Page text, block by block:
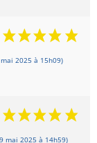
2025 à 15h09)
mai 2025 à 14h59)